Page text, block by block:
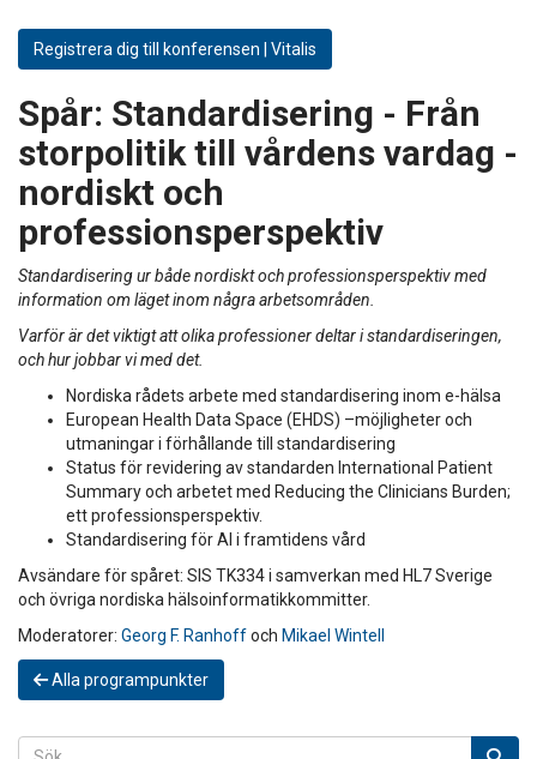
Registrera dig till konferensen | Vitalis
Spår: Standardisering - Från
storpolitik till vårdens vardag -
nordiskt och
professionsperspektiv
Standardisering ur både nordiskt och professionsperspektiv med
information om läget inom några arbetsområden.
Varför är det viktigt att olika professioner deltar i standardiseringen,
och hur jobbar vi med det.
Nordiska rådets arbete med standardisering inom e-hälsa
European Health Data Space (EHDS) –möjligheter och
utmaningar i förhållande till standardisering
Status för revidering av standarden International Patient
Summary och arbetet med Reducing the Clinicians Burden;
ett professionsperspektiv.
Standardisering för AI i framtidens vård
Avsändare för spåret: SIS TK334 i samverkan med HL7 Sverige
och övriga nordiska hälsoinformatikkommitter.
Moderatorer: Georg F. Ranhoffoch Mikael Wintell
Alla programpunkter